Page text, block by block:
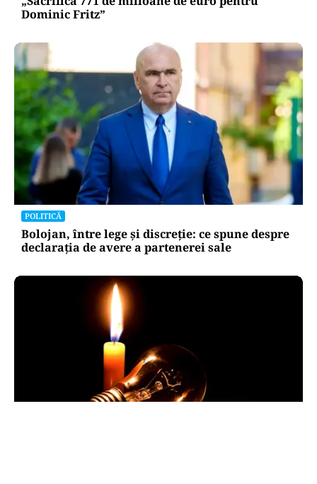
Dominic Fritz”
POLITICĂ
Bolojan, între lege și discreție: ce spune despre
declarația de avere a partenerei sale